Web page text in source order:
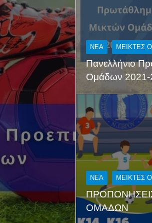
NEA ΜΕΙΚΤΕΣ
Πανελλήνιο
Ομάδων 2021-
NEA ΜΕΙΚΤΕΣ
ΟΜΑΔΩΝ